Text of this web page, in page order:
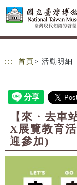
跳到主要內容
網站導覽
::: 首頁 > 活動明細
【來・去
X展覽教育
迎參加)